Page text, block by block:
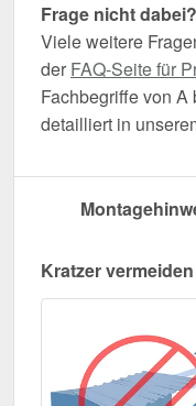
Frage nicht dabei?
Viele weitere
der FAQ-Seite für
Fachbegriffe von
detailliert in
Kratzer vermeiden